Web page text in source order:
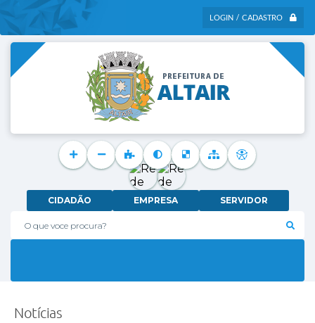
LOGIN / CADASTRO
O que voce procura?
CIDADÃO EMPRESA SERVIDOR
Notícias